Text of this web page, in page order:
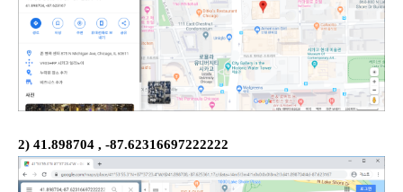
2) 41.898704 , -87.62316697222222